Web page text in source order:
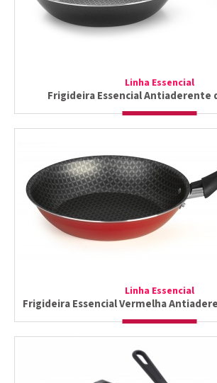
Linha Essencial
Frigideira Essencial Antiaderente
Linha Essencial
Frigideira Essencial Vermelha